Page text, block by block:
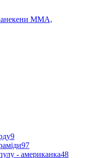
ММА,
9
97
- американка48